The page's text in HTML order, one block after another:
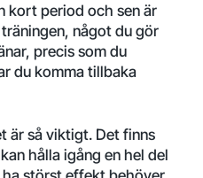
kort period och sen är
något du gör
precis som du
du komma tillbaka
är så viktigt. Det finns
hålla igång en hel del